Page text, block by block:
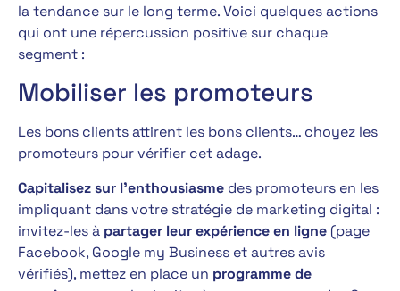
la tendance sur le long terme. Voici quelques actions
qui ont une répercussion positive sur chaque
segment :
Mobiliser les promoteurs
Les bons clients attirent les bons clients… choyez les
promoteurs pour vérifier cet adage.
Capitalisez sur l’enthousiasme des promoteurs en les
impliquant dans votre stratégie de marketing digital :
invitez-les à partager leur expérience en ligne (page
Facebook, Google my Business et autres avis
vérifiés), mettez en place un programme de